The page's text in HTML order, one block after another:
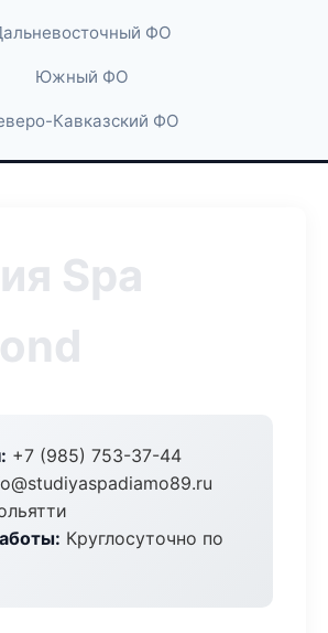
ФО
Южный ФО
Кавказский ФО
Spa
+7 (985) 753-37-44
Круглосуточно по